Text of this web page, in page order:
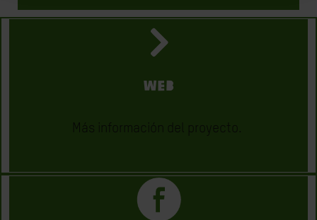
WEB
Más información del proyecto.